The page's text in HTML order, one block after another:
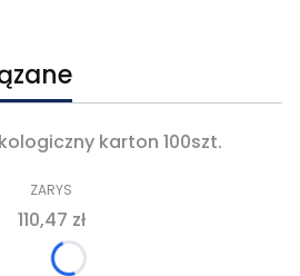
karton 100szt.
PRODUCENT
ZARYS
Cena
110,47 zł